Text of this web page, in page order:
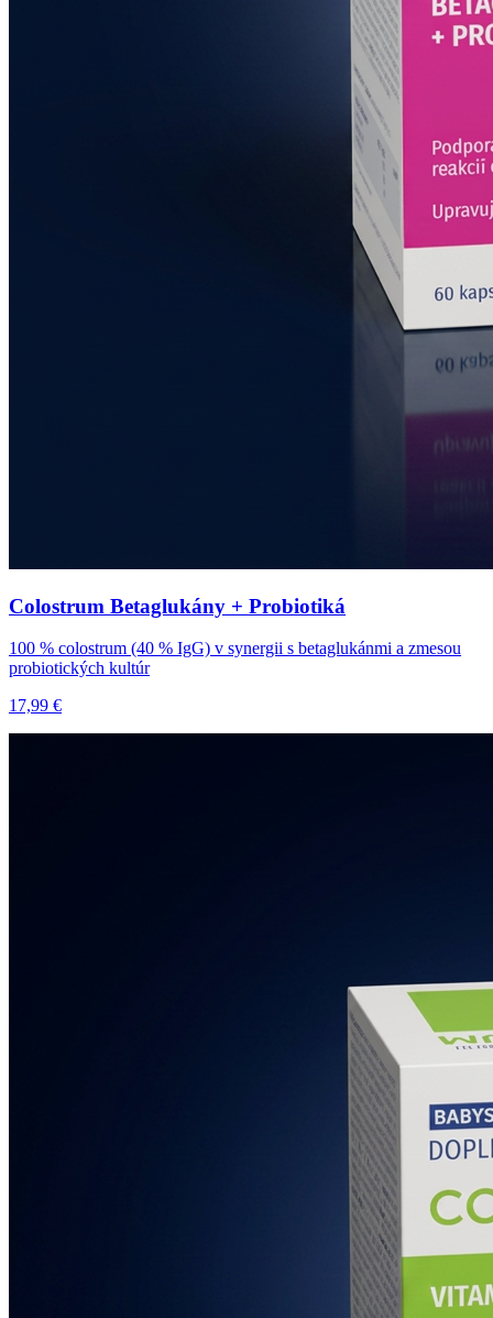
Colostrum Betaglukány + Probiotiká
100 % colostrum (40 % IgG) v synergii s betaglukánmi a zmesou
probiotických kultúr
17,99 €